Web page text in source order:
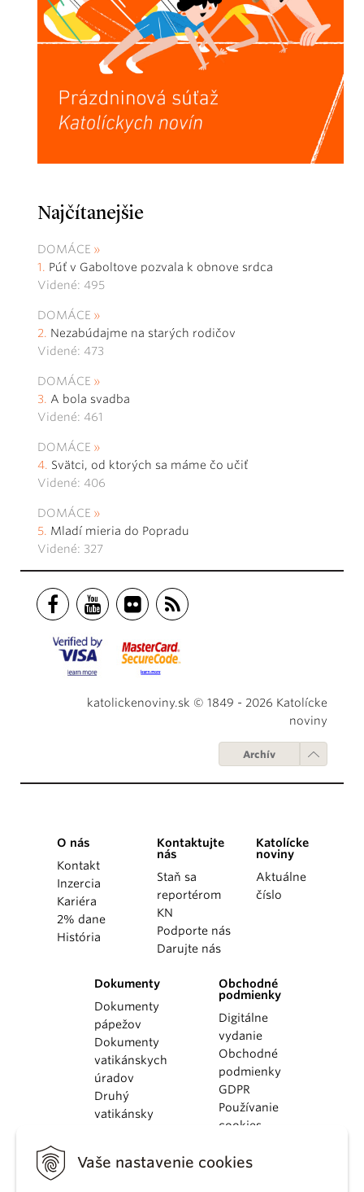
Vaše nastavenie cookies
Najčítanejšie
DOMÁCE
Púť v Gaboltove pozvala k obnove srdca
Videné: 495
DOMÁCE
Nezabúdajme na starých rodičov
Videné: 473
DOMÁCE
A bola svadba
Videné: 461
DOMÁCE
Svätci, od ktorých sa máme čo učiť
Videné: 406
DOMÁCE
Mladí mieria do Popradu
Videné: 327
katolickenoviny.sk © 1849 - 2026 Katolícke
noviny
Archív
O nás
Kontakt
Inzercia
Kariéra
2% dane
História
Kontaktujte
nás
Staň sa
reportérom
KN
Podporte nás
Darujte nás
Katolícke
noviny
Aktuálne
číslo
Dokumenty
Dokumenty
pápežov
Dokumenty
vatikánskych
úradov
Druhý
vatikánsky
KBS
Obchodné
podmienky
Digitálne
vydanie
Obchodné
podmienky
GDPR
Používanie
cookies